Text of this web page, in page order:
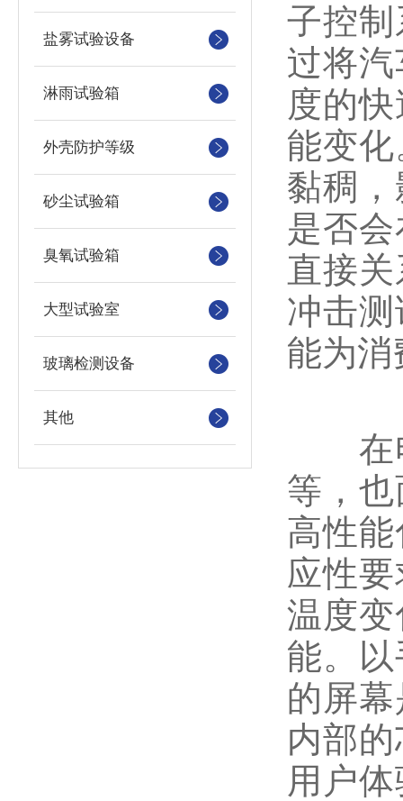
盐雾试验设备
淋雨试验箱
外壳防护等级
砂尘试验箱
臭氧试验箱
大型试验室
玻璃检测设备
其他
子控
过将
度的
能变
黏稠
是否
直接
冲击
能为消
在电
等，
高性
应性
温度
能。
的屏
内部
用户